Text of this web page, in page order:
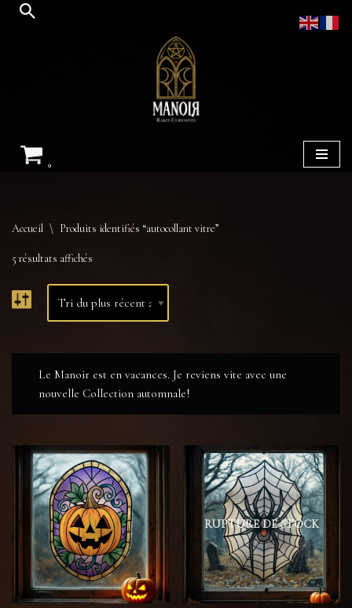
0
Accueil \ Produits identifiés “autocollant vitre”
5 résultats affichés
Le Manoir est en vacances. Je reviens vite avec une
nouvelle Collection automnale!
RUPTURE DE STOCK